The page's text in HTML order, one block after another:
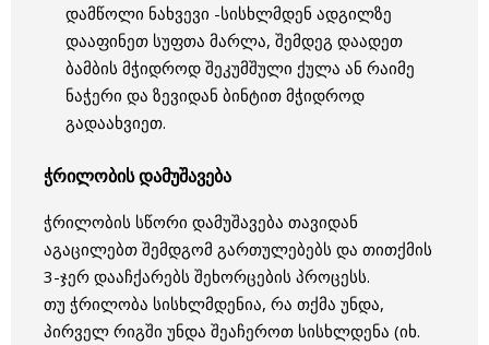
დამწოლი ნახვევი -სისხლმდენ ადგილზე
დააფინეთ სუფთა მარლა, შემდეგ დაადეთ
ბამბის მჭიდროდ შეკუმშული ქულა ან რაიმე
ნაჭერი და ზევიდან ბინტით მჭიდროდ
გადაახვიეთ.
ჭრილობის დამუშავება
ჭრილობის სწორი დამუშავება თავიდან
აგაცილებთ შემდგომ გართულებებს და თითქმის
3-ჯერ დააჩქარებს შეხორცების პროცესს.
თუ ჭრილობა სისხლმდენია, რა თქმა უნდა,
პირველ რიგში უნდა შეაჩეროთ სისხლდენა (იხ.